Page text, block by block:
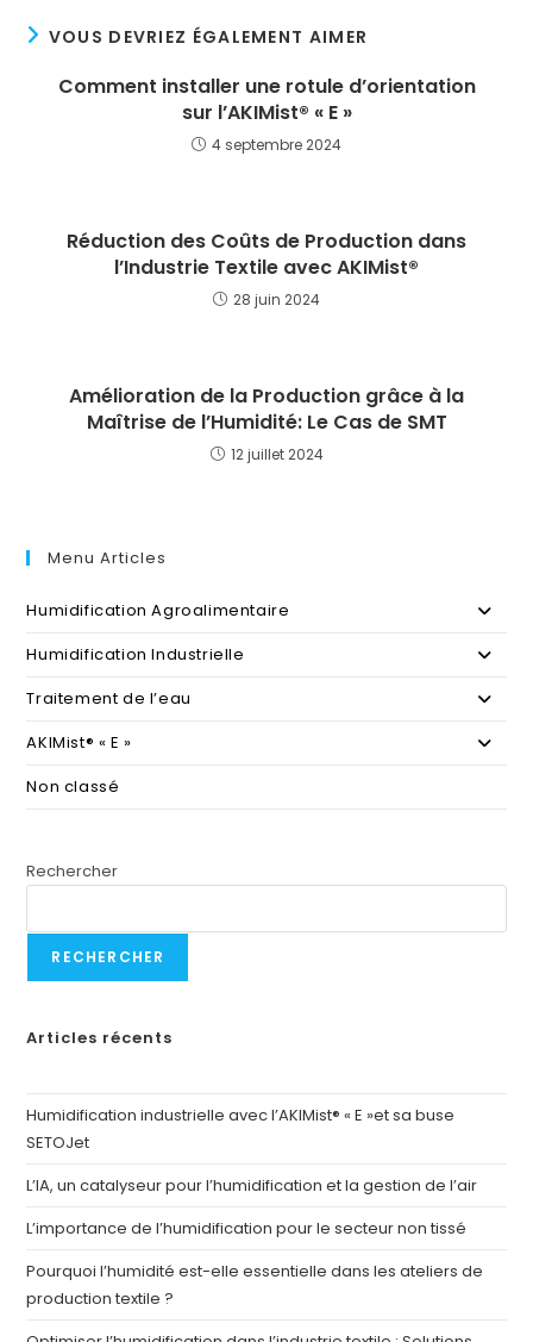
VOUS DEVRIEZ ÉGALEMENT AIMER
Comment installer une rotule d’orientation
sur l’AKIMist® « E »
4 septembre 2024
Réduction des Coûts de Production dans
l’Industrie Textile avec AKIMist®
28 juin 2024
Amélioration de la Production grâce à la
Maîtrise de l’Humidité: Le Cas de SMT
12 juillet 2024
Menu Articles
Humidification Agroalimentaire
Humidification Industrielle
Traitement de l’eau
AKIMist® « E »
Non classé
Rechercher
RECHERCHER
Articles récents
Humidification industrielle avec l’AKIMist® « E »et sa buse
SETOJet
L’IA, un catalyseur pour l’humidification et la gestion de l’air
L’importance de l’humidification pour le secteur non tissé
Pourquoi l’humidité est-elle essentielle dans les ateliers de
production textile ?